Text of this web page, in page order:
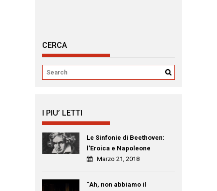
CERCA
I PIU’ LETTI
Le Sinfonie di Beethoven:
l’Eroica e Napoleone
Marzo 21, 2018
“Ah, non abbiamo il